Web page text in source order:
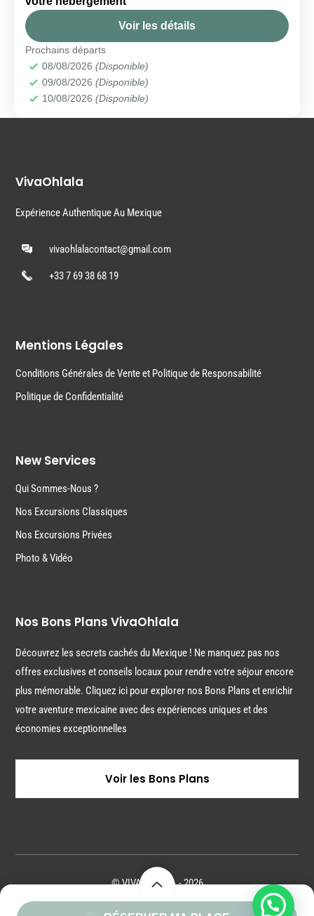
Facile
Voir les détails
Prochains départs
08/08/2026 (Disponible)
09/08/2026 (Disponible)
10/08/2026 (Disponible)
VivaOhlala
Expérience Authentique Au Mexique
vivaohlalacontact@gmail.com
+33 7 69 38 68 19
Mentions Légales
Conditions Générales de Vente et Politique de Responsabilité
Politique de Confidentialité
New Services
Qui Sommes-Nous ?
Nos Excursions Classiques
Nos Excursions Privées
Photo & Vidéo
Nos Bons Plans VivaOhlala
Découvrez les secrets cachés du Mexique ! Ne manquez pas nos
offres exclusives et conseils locaux pour rendre votre séjour encore
plus mémorable. Cliquez ici pour explorer nos Bons Plans et enrichir
votre aventure mexicaine avec des expériences uniques et des
économies exceptionnelles
Voir les Bons Plans
© VIVAOHLALA - 2026